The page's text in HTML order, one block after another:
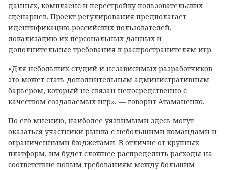
данных, комплаенс и перестройку пользовательских
сценариев. Проект регулирования предполагает
идентификацию российских пользователей,
локализацию их персональных данных и
дополнительные требования к распространителям игр.
«Для небольших студий и независимых разработчиков
это может стать дополнительным административным
барьером, который не связан непосредственно с
качеством создаваемых игр», — говорит Атаманенко.
По его мнению, наиболее уязвимыми здесь могут
оказаться участники рынка с небольшими командами и
ограниченными бюджетами. В отличие от крупных
платформ, им будет сложнее распределить расходы на
соответствие новым требованиям между большим